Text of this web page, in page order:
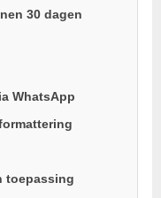
30 dagen
WhatsApp
toepassing